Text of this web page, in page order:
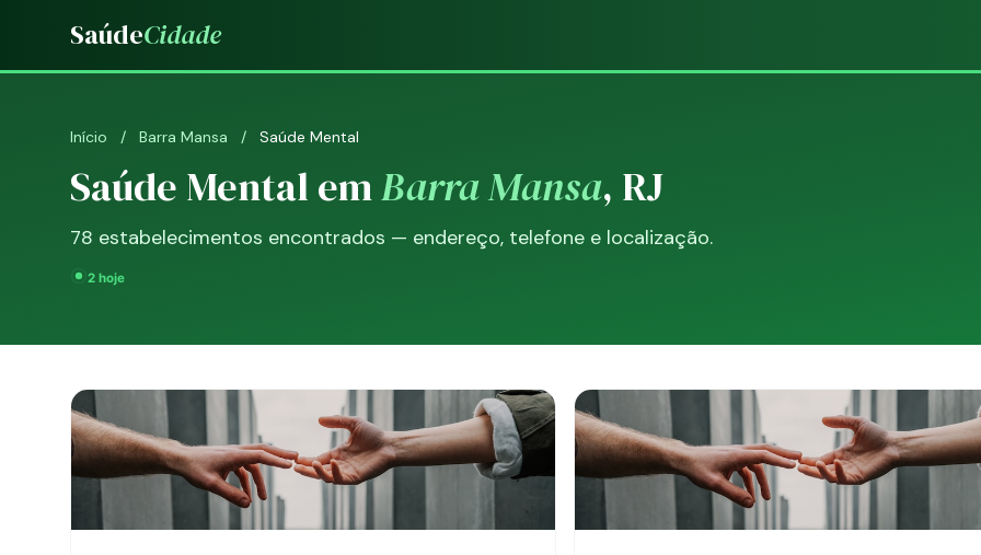
SaúdeCidade
Início / Barra Mansa / Saúde Mental
Saúde Mental emBarra Mansa, RJ
78 estabelecimentos encontrados — endereço, telefone e localização.